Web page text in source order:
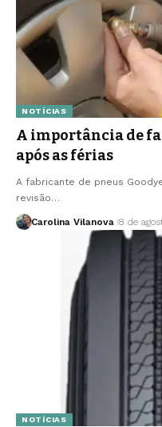
NOTÍCIAS
A importância de
após as férias
A fabricante de pneus
revisão…
Carolina Vilanova 8 de
NOTÍCIAS